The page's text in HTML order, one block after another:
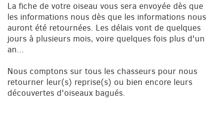
La fiche de votre oiseau vous sera envoyée dès que
les informations nous dès que les informations nous
auront été retournées. Les délais vont de quelques
jours à plusieurs mois, voire quelques fois plus d'un
an...
Nous comptons sur tous les chasseurs pour nous
retourner leur(s) reprise(s) ou bien encore leurs
découvertes d'oiseaux bagués.